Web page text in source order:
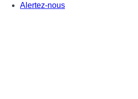
Alertez-nous